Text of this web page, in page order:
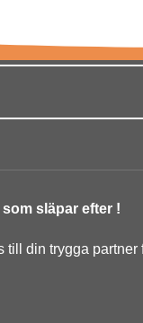
släpar efter !
till din trygga partner